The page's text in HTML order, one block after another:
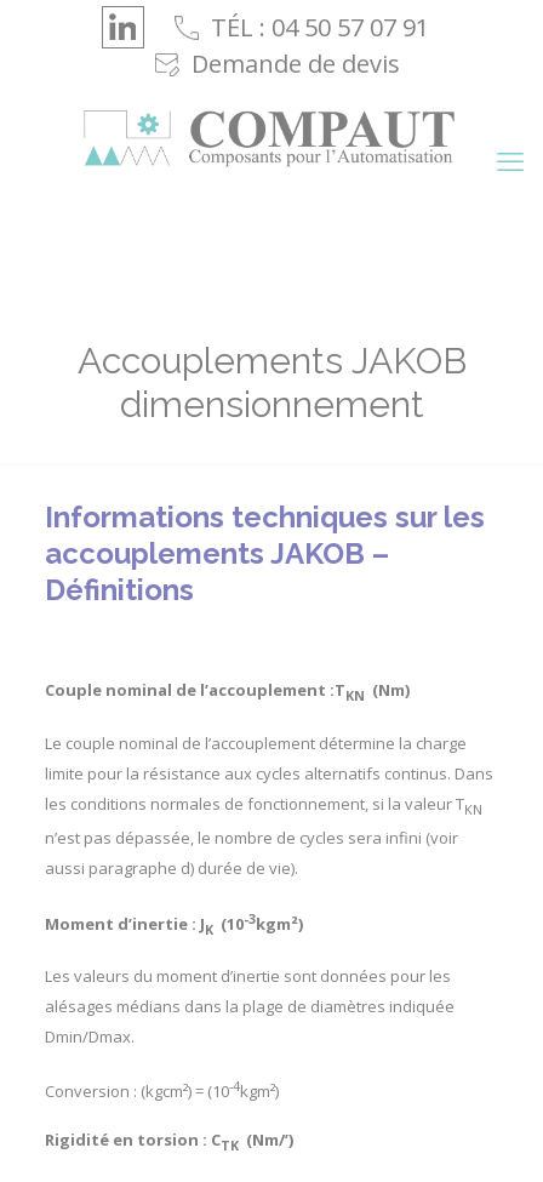
TÉL : 04 50 57 07 91
Demande de devis
Accouplements JAKOB
dimensionnement
Informations techniques sur les
accouplements JAKOB –
Définitions
Couple nominal de l’accouplement :TKN (Nm)
Le couple nominal de l’accouplement détermine la charge
limite pour la résistance aux cycles alternatifs continus. Dans
les conditions normales de fonctionnement, si la valeur TKN
n’est pas dépassée, le nombre de cycles sera infini (voir
aussi paragraphe d) durée de vie).
Moment d’inertie : JK(10-3kgm²)
Les valeurs du moment d’inertie sont données pour les
alésages médians dans la plage de diamètres indiquée
Dmin/Dmax.
Conversion : (kgcm²) = (10-4kgm²)
Rigidité en torsion : CTK(Nm/’)
Cookies management panel